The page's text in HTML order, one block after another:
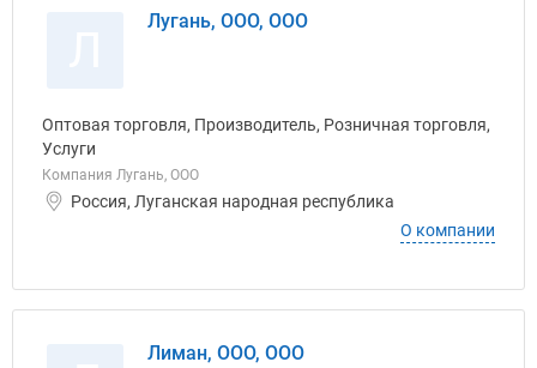
Лугань, ООО, ООО
Оптовая торговля, Производитель, Розничная торговля,
Услуги
Компания Лугань, ООО
Россия, Луганская народная республика
О компании
Лиман, ООО, ООО